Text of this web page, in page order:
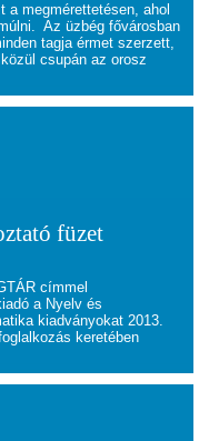
a megmérettetésen, ahol
Az üzbég fővárosban
tagja érmet szerzett,
csupán az orosz
füzet
címmel
a Nyelv és
kiadványokat 2013.
keretében